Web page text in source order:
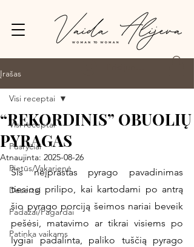
Įrašas
Visi receptai
Pusryčiai
Pietūs/Vakarienė
Desertai
Padažai/Pagardai
Patinka vaikams
Visi receptai
“REKORDINIS” OBUOLIŲ
PYRAGAS
Atnaujinta: 2025-08-26
Šis neįprastas pyrago pavadinimas
tiesiog prilipo, kai kartodami po antrą
šio pyrago porciją šeimos nariai beveik
pešėsi, matavimo ar tikrai visiems po
lygiai padalinta, paliko tuščią pyrago